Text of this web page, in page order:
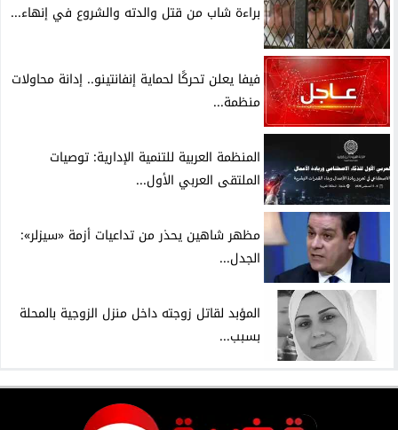
براءة شاب من قتل والدته والشروع في إنهاء...
فيفا يعلن تحركًا لحماية إنفانتينو.. إدانة محاولات
منظمة...
المنظمة العربية للتنمية الإدارية: توصيات
الملتقى العربي الأول...
مظهر شاهين يحذر من تداعيات أزمة «سيزلر»:
الجدل...
المؤبد لقاتل زوجته داخل منزل الزوجية بالمحلة
بسبب...